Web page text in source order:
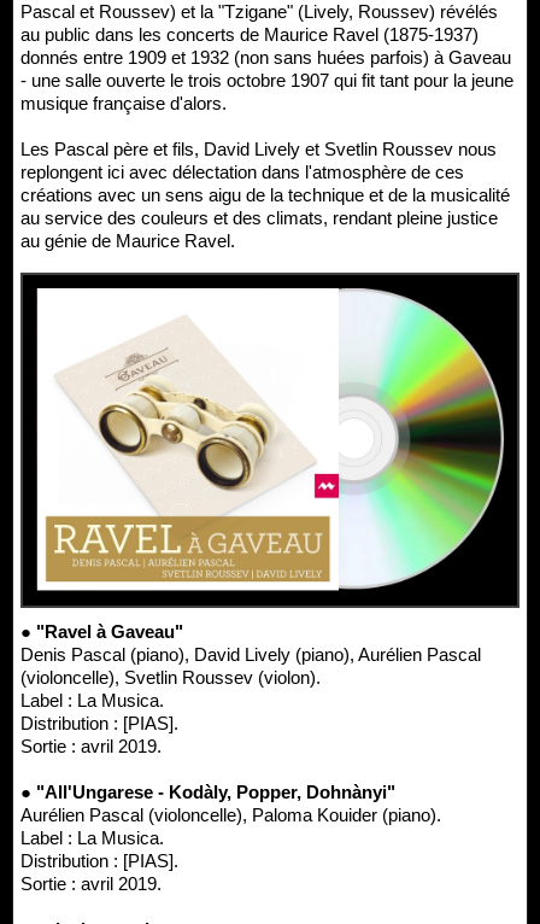
Pascal et Roussev) et la "Tzigane" (Lively, Roussev) révélés
au public dans les concerts de Maurice Ravel (1875-1937)
donnés entre 1909 et 1932 (non sans huées parfois) à Gaveau
- une salle ouverte le trois octobre 1907 qui fit tant pour la jeune
musique française d'alors.
Les Pascal père et fils, David Lively et Svetlin Roussev nous
replongent ici avec délectation dans l'atmosphère de ces
créations avec un sens aigu de la technique et de la musicalité
au service des couleurs et des climats, rendant pleine justice
au génie de Maurice Ravel.
● "Ravel à Gaveau"
Denis Pascal (piano), David Lively (piano), Aurélien Pascal
(violoncelle), Svetlin Roussev (violon).
Label : La Musica.
Distribution : [PIAS].
Sortie : avril 2019.
● "All'Ungarese - Kodàly, Popper, Dohnànyi"
Aurélien Pascal (violoncelle), Paloma Kouider (piano).
Label : La Musica.
Distribution : [PIAS].
Sortie : avril 2019.